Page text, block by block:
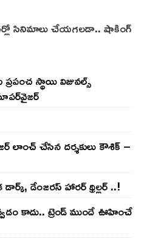
సినిమాలు చేయగలడా.. షాకింగ్
స్థాయి విజువల్స్
లాంచ్ చేసిన‌ దర్శకులు కౌశిక్ –
డేంజరస్ హారర్ థ్రిల్లర్ ..!
కాదు.. ట్రెండ్‌ ముందే ఊహించే